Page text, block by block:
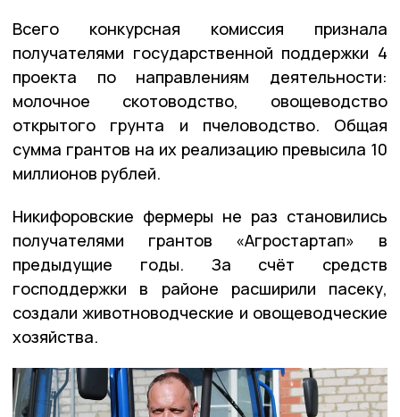
Всего конкурсная комиссия признала
получателями государственной поддержки 4
проекта по направлениям деятельности:
молочное скотоводство, овощеводство
открытого грунта и пчеловодство. Общая
сумма грантов на их реализацию превысила 10
миллионов рублей.
Никифоровские фермеры не раз становились
получателями грантов «Агростартап» в
предыдущие годы. За счёт средств
господдержки в районе расширили пасеку,
создали животноводческие и овощеводческие
хозяйства.